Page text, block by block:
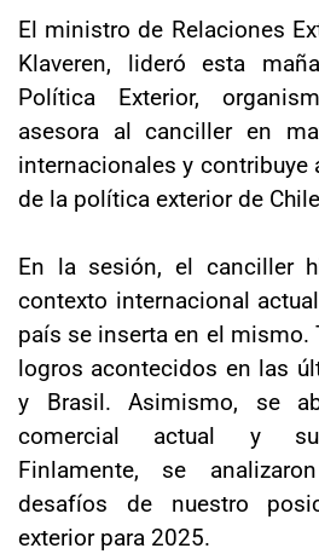
modo claro
El ministro de Relaciones
Klaveren, lideró esta
Política Exterior,
asesora al canciller en
internacionales y contribuye
de la política exterior de
En la sesión, el canciller
contexto internacional
país se inserta en el mismo.
logros acontecidos en las
y Brasil. Asimismo, se
comercial actual y
Finlamente, se
desafíos de nuestro
exterior para 2025.